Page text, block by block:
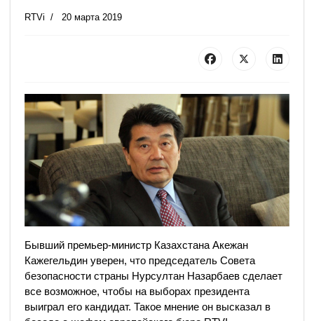
RTVi 20 марта 2019
Бывший премьер-министр Казахстана Акежан
Кажегельдин уверен, что председатель Совета
безопасности страны Нурсултан Назарбаев сделает
все возможное, чтобы на выборах президента
выиграл его кандидат. Такое мнение он высказал в